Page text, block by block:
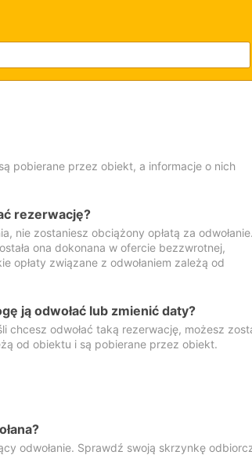
pobierane przez obiekt, a informacje o nich
rezerwację?
nie zostaniesz obciążony opłatą za odwołanie.
ona dokonana w ofercie bezzwrotnej,
opłaty związane z odwołaniem zależą od
ją odwołać lub zmienić daty?
odwołać taką rezerwację, możesz
od obiektu i są pobierane przez obiekt.
odwołanie. Sprawdź swoją skrzynkę